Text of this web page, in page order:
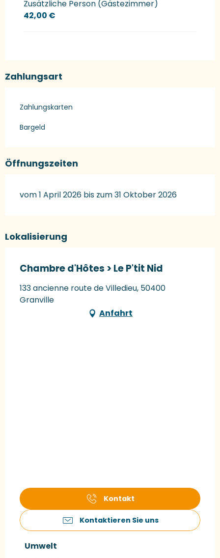
Zusätzliche Person (Gästezimmer)
42,00 €
Zahlungsart
Zahlungskarten
Bargeld
Öffnungszeiten
vom 1 April 2026 bis zum 31 Oktober 2026
Lokalisierung
Chambre d'Hôtes > Le P'tit Nid
133 ancienne route de Villedieu, 50400
Granville
Anfahrt
Kontakt
Kontaktieren Sie uns
Umwelt
Umwelt